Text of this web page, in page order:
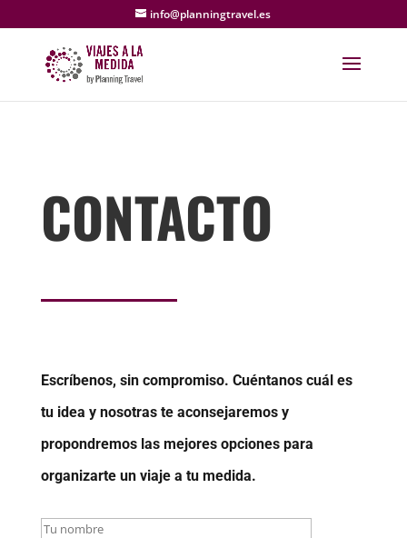
info@planningtravel.es
CONTACTO
Escríbenos, sin compromiso. Cuéntanos cuál es
tu idea y nosotras te aconsejaremos y
propondremos las mejores opciones para
organizarte un viaje a tu medida.